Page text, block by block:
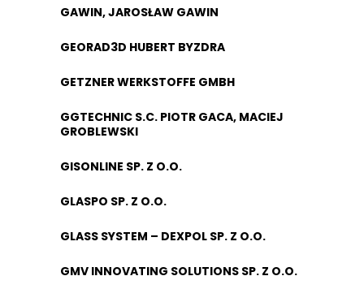
GAWIN, JAROSŁAW GAWIN
GEORAD3D HUBERT BYZDRA
GETZNER WERKSTOFFE GMBH
GGTECHNIC S.C. PIOTR GACA, MACIEJ
GROBLEWSKI
GISONLINE SP. Z O.O.
GLASPO SP. Z O.O.
GLASS SYSTEM – DEXPOL SP. Z O.O.
GMV INNOVATING SOLUTIONS SP. Z O.O.